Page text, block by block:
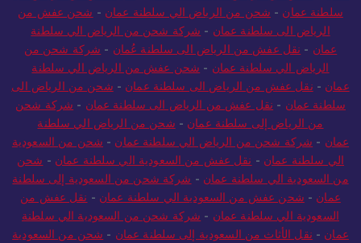
سلطنة عمان - شحن من الرياض الي سلطنة عمان - شحن عفش من
الرياض الى سلطنة عمان - شركة شحن من الرياض الي سلطنة
عمان - نقل عفش من الرياض الى سلطنة عُمان - شركة شحن من
الرياض الي سلطنة عمان - شحن عفش من الرياض الي سلطنة
عمان - نقل عفش من الرياض الى سلطنة عمان - شحن من الرياض الى
سلطنة عمان - نقل عفش من الرياض الى سلطنة عمان - شركة شحن
من الرياض إلى سلطنة عمان - شحن من الرياض الي سلطنة
عمان - شركة شحن من الرياض الي سلطنة عمان - شحن من السعودية
الي سلطنة عمان - نقل عفش من السعودية الي سلطنة عمان - شحن
من السعودية الي سلطنة عمان - شركة شحن من السعودية إلى سلطنة
عمان - شحن عفش من السعودية الي سلطنة عمان - نقل عفش من
السعودية الي سلطنة عمان - شركة شحن من السعودية الي سلطنة
عمان - نقل الأثاث من السعودية إلى سلطنة عمان - شحن من السعودية